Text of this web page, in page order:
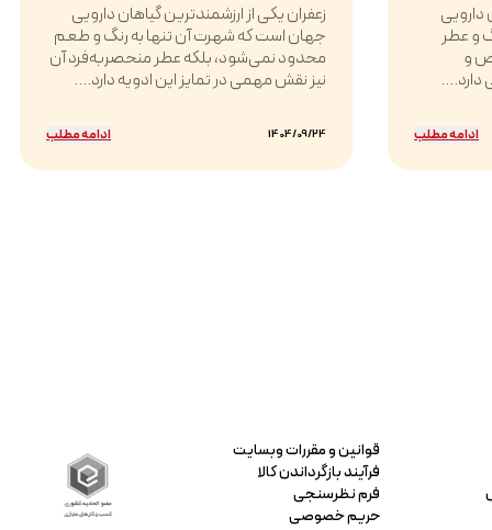
دارویی
و عطر
و
دارد....
ادامه مطلب
زعفران یکی از ارزشمندترین گیاهان دارویی
جهان است که شهرت آن تنها به رنگ و طعم
محدود نمی‌شود، بلکه عطر منحصربه‌فرد آن
نیز نقش مهمی در تمایز این ادویه دارد....
1404/09/24 ادامه مطلب
قوانین و مقررات وبسایت
فرآیند بازگرداندن کالا
فرم نظرسنجی
حریم خصوصی